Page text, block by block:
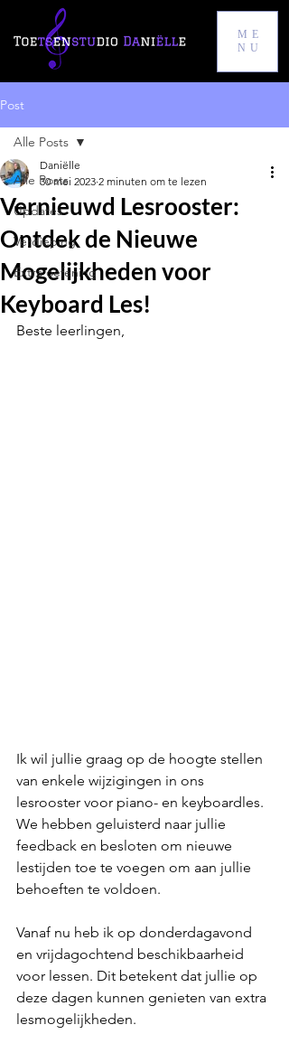
ME
NU
Post
Alle Posts
Updates
Verdieping
Extra oefening
Alle Posts
Vernieuwd Lesrooster:
Ontdek de Nieuwe
Mogelijkheden voor
Keyboard Les!
Daniëlle
30 mei 2023 2 minuten om te lezen
Beste leerlingen,
Ik wil jullie graag op de hoogte stellen
van enkele wijzigingen in ons
lesrooster voor piano- en keyboardles.
We hebben geluisterd naar jullie
feedback en besloten om nieuwe
lestijden toe te voegen om aan jullie
behoeften te voldoen.
Vanaf nu heb ik op donderdagavond
en vrijdagochtend beschikbaarheid
voor lessen. Dit betekent dat jullie op
deze dagen kunnen genieten van extra
lesmogelijkheden.